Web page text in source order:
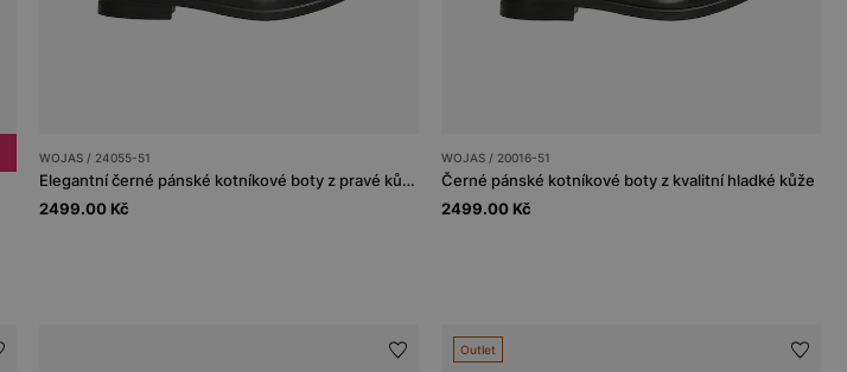
WOJAS / 24055-51
Elegantní černé pánské kotníkové boty z pravé kůže
2499.00 Kč
WOJAS / 20016-51
Černé pánské kotníkové boty z kvalitní hladké kůže
2499.00 Kč
Outlet